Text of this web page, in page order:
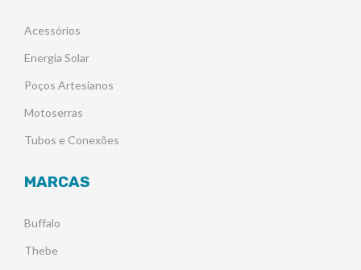
Acessórios
Energia Solar
Poços Artesianos
Motoserras
Tubos e Conexões
MARCAS
Buffalo
Thebe